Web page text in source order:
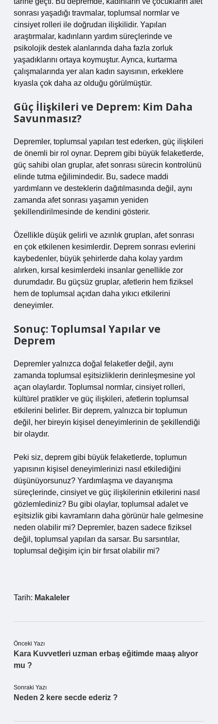
sonrası yaşadığı travmalar, toplumsal normlar ve
cinsiyet rolleri ile doğrudan ilişkilidir. Yapılan
araştırmalar, kadınların yardım süreçlerinde ve
psikolojik destek alanlarında daha fazla zorluk
yaşadıklarını ortaya koymuştur. Ayrıca, kurtarma
çalışmalarında yer alan kadın sayısının, erkeklere
kıyasla çok daha az olduğu görülmüştür.
Güç İlişkileri ve Deprem: Kim Daha
Savunmasız?
Depremler, toplumsal yapıları test ederken, güç ilişkileri
de önemli bir rol oynar. Deprem gibi büyük felaketlerde,
güç sahibi olan gruplar, afet sonrası sürecin kontrolünü
elinde tutma eğilimindedir. Bu, sadece maddi
yardımların ve desteklerin dağıtılmasında değil, aynı
zamanda afet sonrası yaşamın yeniden
şekillendirilmesinde de kendini gösterir.
Özellikle düşük gelirli ve azınlık grupları, afet sonrası
en çok etkilenen kesimlerdir. Deprem sonrası evlerini
kaybedenler, büyük şehirlerde daha kolay yardım
alırken, kırsal kesimlerdeki insanlar genellikle zor
durumdadır. Bu güçsüz gruplar, afetlerin hem fiziksel
hem de toplumsal açıdan daha yıkıcı etkilerini
deneyimler.
Sonuç: Toplumsal Yapılar ve
Deprem
Depremler yalnızca doğal felaketler değil, aynı
zamanda toplumsal eşitsizliklerin derinleşmesine yol
açan olaylardır. Toplumsal normlar, cinsiyet rolleri,
kültürel pratikler ve güç ilişkileri, afetlerin toplumsal
etkilerini belirler. Bir deprem, yalnızca bir toplumun
değil, her bireyin kişisel deneyimlerinin de şekillendiği
bir olaydır.
Peki siz, deprem gibi büyük felaketlerde, toplumun
yapısının kişisel deneyimlerinizi nasıl etkilediğini
düşünüyorsunuz? Yardımlaşma ve dayanışma
süreçlerinde, cinsiyet ve güç ilişkilerinin etkilerini nasıl
gözlemlediniz? Bu gibi olaylar, toplumsal adalet ve
eşitsizlik gibi kavramların daha görünür hale gelmesine
neden olabilir mi? Depremler, bazen sadece fiziksel
değil, toplumsal yapıları da sarsar. Bu sarsıntılar,
toplumsal değişim için bir fırsat olabilir mi?
Tarih: Makaleler
Önceki Yazı
Kara Kuvvetleri uzman erbaş eğitimde maaş alıyor
mu ?
Sonraki Yazı
Neden 2 kere secde ederiz ?